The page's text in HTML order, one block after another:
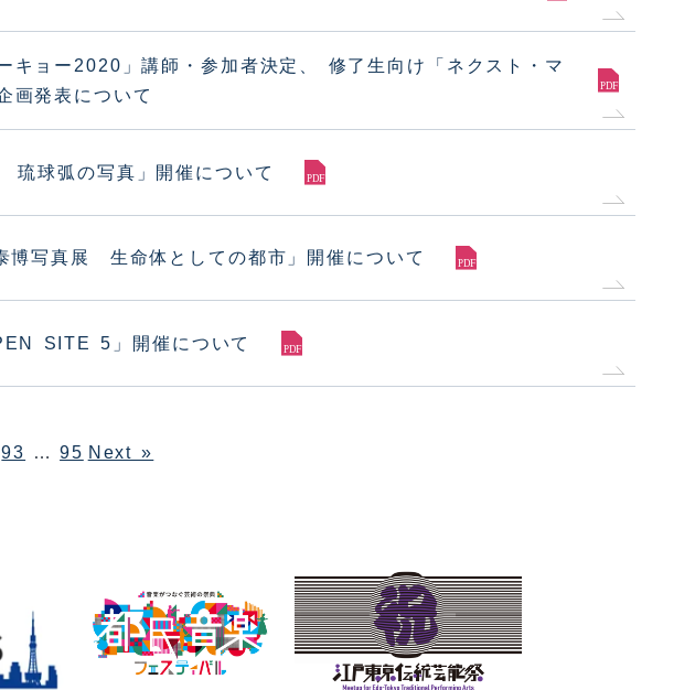
ョー2020」講師・参加者決定、 修了生向け「ネクスト・マ
画発表について
球弧の写真」開催について
写真展 生命体としての都市」開催について
SITE 5」開催について
93 … 95 Next »